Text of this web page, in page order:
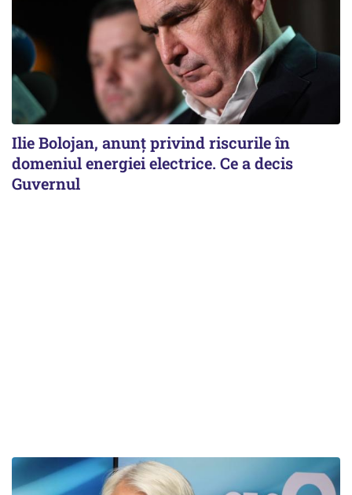
Ilie Bolojan, anunț privind riscurile în
domeniul energiei electrice. Ce a decis
Guvernul